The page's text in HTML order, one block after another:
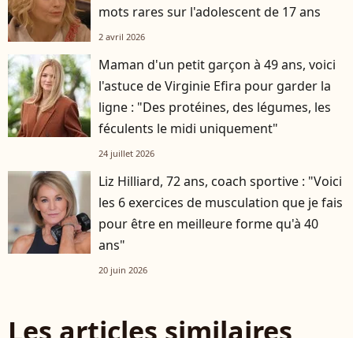
mots rares sur l'adolescent de 17 ans
2 avril 2026
Maman d'un petit garçon à 49 ans, voici
l'astuce de Virginie Efira pour garder la
ligne : "Des protéines, des légumes, les
féculents le midi uniquement"
24 juillet 2026
Liz Hilliard, 72 ans, coach sportive : "Voici
les 6 exercices de musculation que je fais
pour être en meilleure forme qu'à 40
ans"
20 juin 2026
Les articles similaires